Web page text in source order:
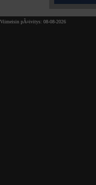
Viimeisin pÃ¤ivitys: 08-08-2026